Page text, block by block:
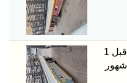
قبل 1
شهور